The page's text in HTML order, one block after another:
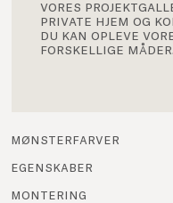
vores
private hjem og
du kan opleve
forskellige måder.
mønsterfarver
egenskaber
montering